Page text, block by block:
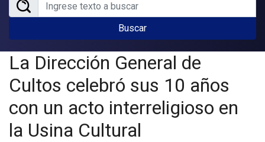
Buscar
La Dirección General de
Cultos celebró sus 10 años
con un acto interreligioso en
la Usina Cultural